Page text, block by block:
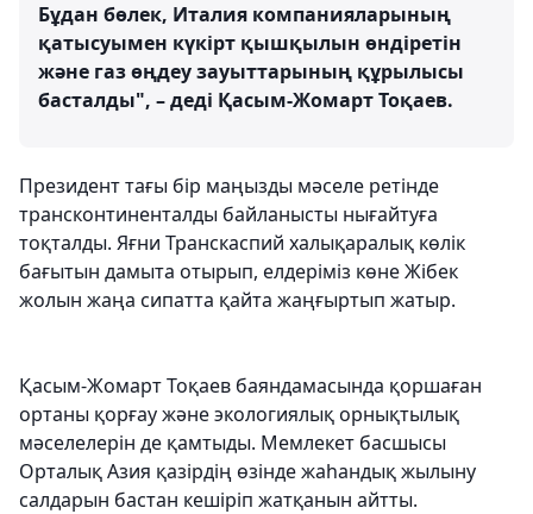
Бұдан бөлек, Италия компанияларының
қатысуымен күкірт қышқылын өндіретін
және газ өңдеу зауыттарының құрылысы
басталды", – деді Қасым-Жомарт Тоқаев.
Президент тағы бір маңызды мәселе ретінде
трансконтиненталды байланысты нығайтуға
тоқталды. Яғни Транскаспий халықаралық көлік
бағытын дамыта отырып, елдеріміз көне Жібек
жолын жаңа сипатта қайта жаңғыртып жатыр.
Қасым-Жомарт Тоқаев баяндамасында қоршаған
ортаны қорғау және экологиялық орнықтылық
мәселелерін де қамтыды. Мемлекет басшысы
Орталық Азия қазірдің өзінде жаһандық жылыну
салдарын бастан кешіріп жатқанын айтты.